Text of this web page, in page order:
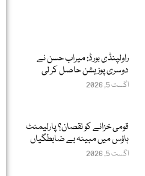
راولپنڈی بورڈ: میراب حسن نے
دوسری پوزیشن حاصل کر لی
اگست 5, 2026
قومی خزانے کو نقصان؟ پارلیمنٹ
ہاؤس میں مبینہ بے ضابطگیاں
اگست 5, 2026